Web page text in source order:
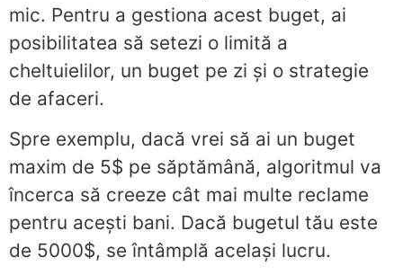
mic. Pentru a gestiona acest buget, ai
posibilitatea să setezi o limită a
cheltuielilor, un buget pe zi și o strategie
de afaceri.
Spre exemplu, dacă vrei să ai un buget
maxim de 5$ pe săptămână, algoritmul va
încerca să creeze cât mai multe reclame
pentru acești bani. Dacă bugetul tău este
de 5000$, se întâmplă același lucru.